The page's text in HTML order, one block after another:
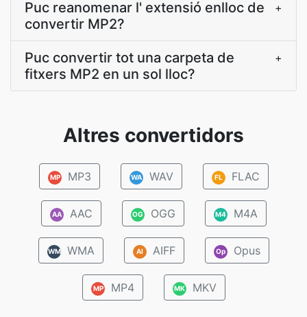
Puc reanomenar l' extensió enlloc de
convertir MP2?
+
Puc convertir tot una carpeta de
fitxers MP2 en un sol lloc?
+
Altres convertidors
MP MP3 WA WAV FL FLAC
AA AAC OG OGG M4 M4A
WM WMA AI AIFF Op Opus
MP MP4 MK MKV